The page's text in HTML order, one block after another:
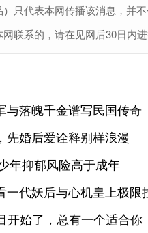
只代表本网传播该消息，并不
联系的，请在见网后30日内
与落魄千金谱写民国传奇
先婚后爱诠释别样浪漫
年抑郁风险高于成年
代妖后与心机皇上极限
开始了，总有一个适合你